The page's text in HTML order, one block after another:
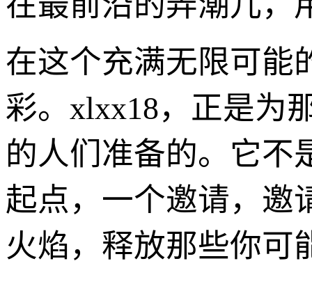
在这个充满无限可能
彩。xlxx18，正是为
的人们准备的。它不
起点，一个邀请，邀
火焰，释放那些你可